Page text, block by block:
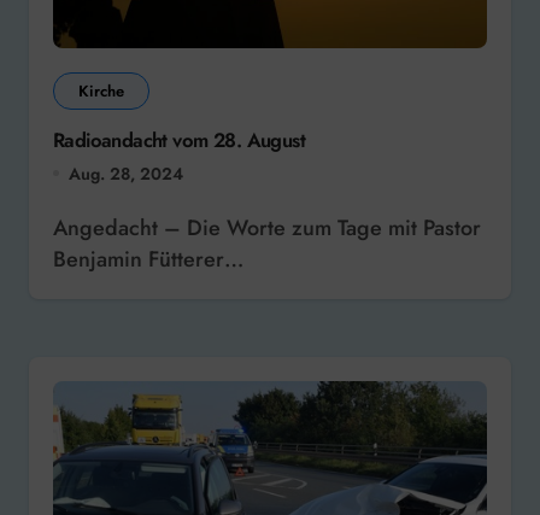
Kirche
Radioandacht vom 28. August
Aug. 28, 2024
Angedacht – Die Worte zum Tage mit Pastor
Benjamin Fütterer…